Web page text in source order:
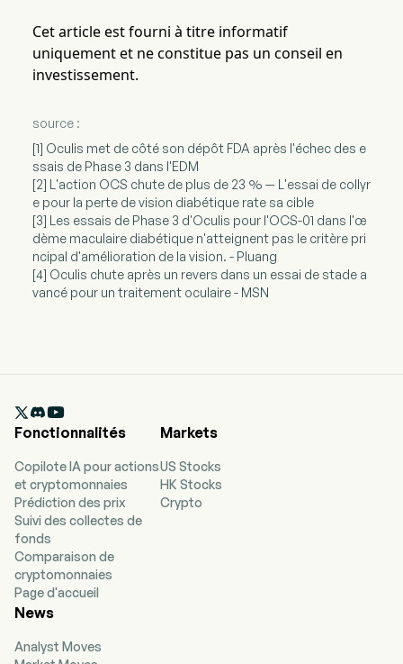
Cet article est fourni à titre informatif
uniquement et ne constitue pas un conseil en
investissement.
source :
[1] Oculis met de côté son dépôt FDA après l'échec des e
ssais de Phase 3 dans l'EDM
[2] L'action OCS chute de plus de 23 % — L'essai de collyr
e pour la perte de vision diabétique rate sa cible
[3] Les essais de Phase 3 d'Oculis pour l'OCS-01 dans l'œ
dème maculaire diabétique n'atteignent pas le critère pri
ncipal d'amélioration de la vision. - Pluang
[4] Oculis chute après un revers dans un essai de stade a
vancé pour un traitement oculaire - MSN

Fonctionnalités
Copilote IA pour actions
et cryptomonnaies
Prédiction des prix
Suivi des collectes de
fonds
Comparaison de
cryptomonnaies
Page d'accueil
Markets
US Stocks
HK Stocks
Crypto
News
Analyst Moves